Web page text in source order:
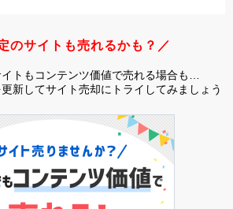
のサイトも売れるかも？／
トもコンテンツ価値で売れる場合も…
新してサイト売却にトライしてみましょう